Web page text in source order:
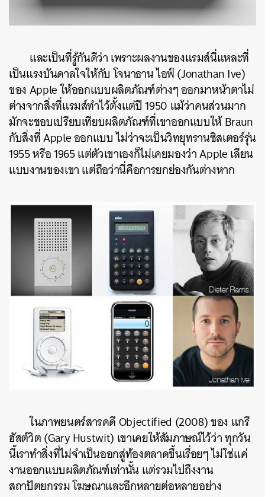
และเป็นที่รู้กันดีว่า เพราะผลงานของแรมส์นี่แหละที่
เป็นแรงบันดาลใจให้กับ โจนาธาน ไอฟ์ (Jonathan Ive)
ของ Apple ให้ออกแบบผลิตภัณฑ์ต่างๆ ออกมาหน้าตาไม่
ต่างจากสิ่งที่แรมส์ทำไว้ตั้งแต่ปี 1950 แม้ว่าคนส่วนมาก
มักจะชอบเปรียบเทียบผลิตภัณฑ์ที่เขาออกแบบให้ Braun
กับสิ่งที่ Apple ออกแบบ ไม่ว่าจะเป็นวิทยุทรานซิสเตอร์รุ่น
1955 หรือ 1965 แต่ตัวเขาเองก็ไม่เคยมองว่า Apple เลียน
แบบงานของเขา แต่ถือว่านี่คือการยกย่องกันต่างหาก
ในภาพยนตร์สารคดี Objectified (2008) ของ แกรี
ฮัสต์วิต (Gary Hustwit) เขาเคยให้สัมภาษณ์ไว้ว่า ทุกวัน
นี้เราทำสิ่งที่ไม่จำเป็นออกสู่ท้องตลาดขึ้นเรื่อยๆ ไม่ใช่แค่
งานออกแบบผลิตภัณฑ์เท่านั้น แต่รวมไปถึงงาน
สถาปัตยกรรม โฆษณาและอีกหลายต่อหลายอย่าง
SHARE TWEET LINE EMAIL